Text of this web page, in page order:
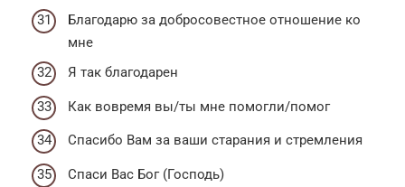
Благодарю за добросовестное отношение ко
мне
Я так благодарен
Как вовремя вы/ты мне помогли/помог
Спасибо Вам за ваши старания и стремления
Спаси Вас Бог (Господь)